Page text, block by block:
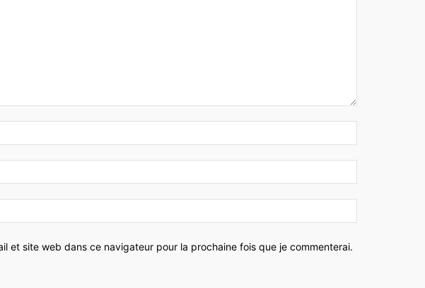
:*
:*
:
et site web dans ce navigateur pour la prochaine fois que je commenterai.